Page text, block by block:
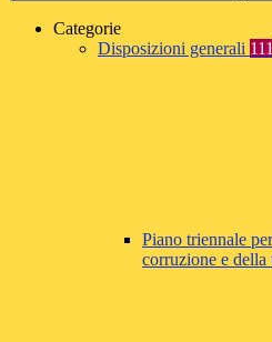
Categorie
Disposizioni generali 111
Piano triennale
corruzione e della